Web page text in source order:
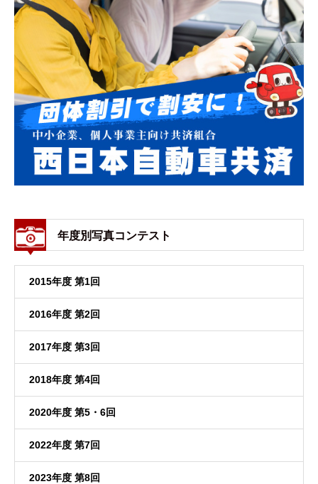
年度別写真コンテスト
2015年度 第1回
2016年度 第2回
2017年度 第3回
2018年度 第4回
2020年度 第5・6回
2022年度 第7回
2023年度 第8回